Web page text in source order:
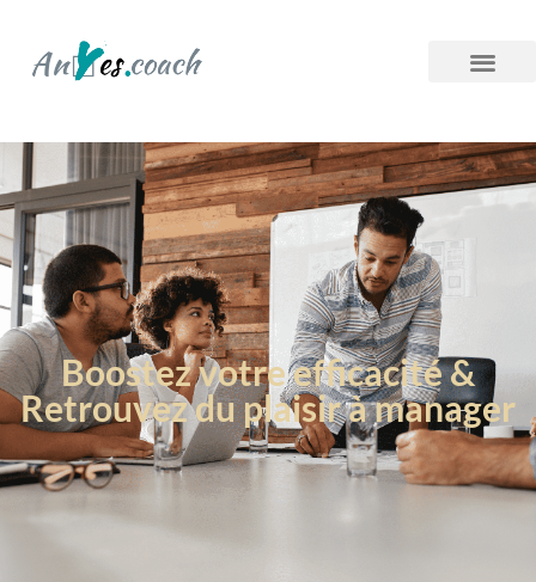
Boostez votre efficacité &
Retrouvez du plaisir à manager